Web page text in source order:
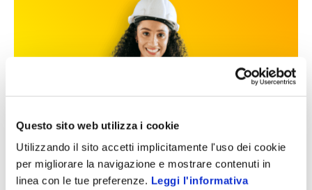
Questo sito web utilizza i cookie
Utilizzando il sito accetti implicitamente l'uso dei cookie
per migliorare la navigazione e mostrare contenuti in
linea con le tue preferenze. Leggi l'informativa